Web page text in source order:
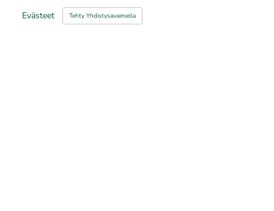
Evästeet
Tehty Yhdistysavaimella